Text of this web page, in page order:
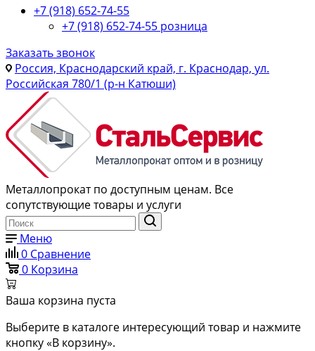
+7 (918) 652-74-55
+7 (918) 652-74-55 розница
Заказать звонок
Россия, Краснодарский край, г. Краснодар, ул.
Российская 780/1 (р-н Катюши)
Металлопрокат по доступным ценам. Все
сопутствующие товары и услуги
Меню
0 Сравнение
0 Корзина
Ваша корзина пуста
Выберите в каталоге интересующий товар и нажмите
кнопку «В корзину».